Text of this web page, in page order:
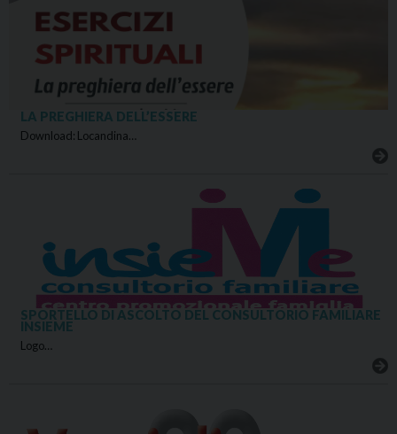
LA PREGHIERA DELL’ESSERE
Download: Locandina…
SPORTELLO DI ASCOLTO DEL CONSULTORIO FAMILIARE
INSIEME
Logo…